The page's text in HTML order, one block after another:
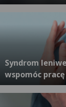
Syndrom
wspomóc